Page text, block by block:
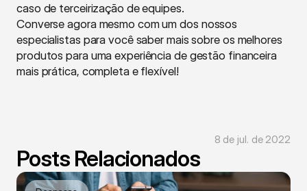
caso de terceirização de equipes.
Converse agora mesmo com um dos nossos
especialistas para você saber mais sobre os melhores
produtos para uma experiência de gestão financeira
mais prática, completa e flexível!
8 de jul. de 2022
Posts Relacionados